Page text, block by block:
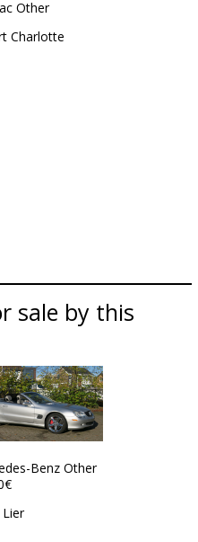
Other
Charlotte
sale by this
Benz Other